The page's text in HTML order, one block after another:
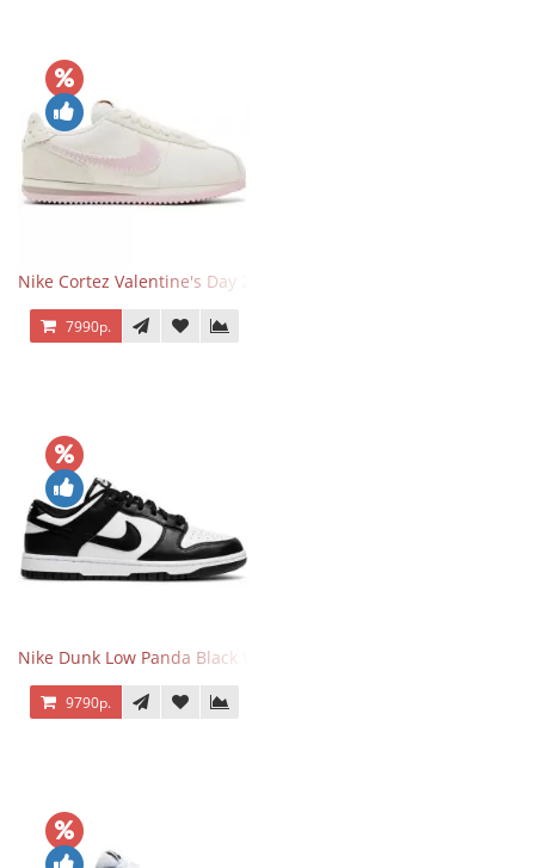
Nike Cortez Valentine's Day 2025
7990р.
Nike Dunk Low Panda Black White
9790р.